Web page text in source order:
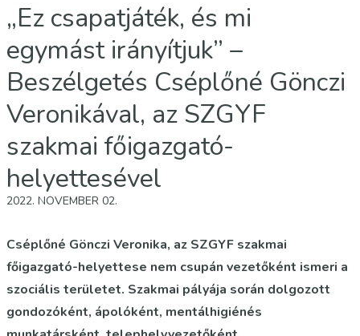
„Ez csapatjáték, és mi
egymást irányítjuk” –
Beszélgetés Cséplőné Gönczi
Veronikával, az SZGYF
szakmai főigazgató-
helyettesével
2022. NOVEMBER 02.
Cséplőné Gönczi Veronika, az SZGYF szakmai
főigazgató-helyettese nem csupán vezetőként ismeri a
szociális területet. Szakmai pályája során dolgozott
gondozóként, ápolóként, mentálhigiénés